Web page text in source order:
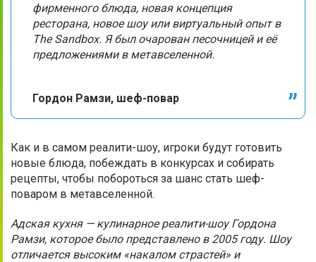
фирменного блюда, новая концепция
ресторана, новое шоу или виртуальный опыт в
The Sandbox. Я был очарован песочницей и её
предложениями в метавселенной.
Гордон Рамзи, шеф-повар
Как и в самом реалити-шоу, игроки будут готовить
новые блюда, побеждать в конкурсах и собирать
рецепты, чтобы побороться за шанс стать шеф-
поваром в метавселенной.
Адская кухня — кулинарное реалити-шоу Гордона
Рамзи, которое было представлено в 2005 году. Шоу
отличается высоким «накалом страстей» и